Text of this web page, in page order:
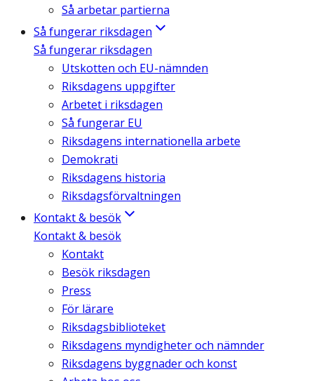
Så arbetar partierna
Så fungerar riksdagen
Så fungerar riksdagen
Utskotten och EU-nämnden
Riksdagens uppgifter
Arbetet i riksdagen
Så fungerar EU
Riksdagens internationella arbete
Demokrati
Riksdagens historia
Riksdagsförvaltningen
Kontakt & besök
Kontakt & besök
Kontakt
Besök riksdagen
Press
För lärare
Riksdagsbiblioteket
Riksdagens myndigheter och nämnder
Riksdagens byggnader och konst